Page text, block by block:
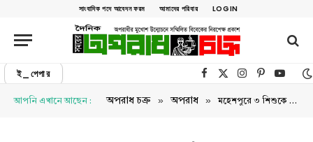
সাংবাদিক পদে আবেদন ফরম আমাদের পরিবার LOGIN
ই_পেপার Facebook
X (Twitter)Instagram
Pinterest
আপনি এখানে আছেন : অপরাধ চক্র » অপরাধ » মহেশপুরে ৩ শিশুকে ধর্ষণের চেষ্টার অভিযোগে গ্রেপ্তার-১